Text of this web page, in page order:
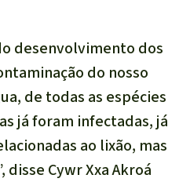
desenvolvimento dos
do nosso
de todas as espécies
já foram infectadas, já
ao lixão, mas
Cywr Xxa Akroá